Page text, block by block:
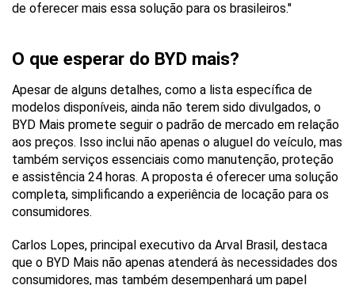
de oferecer mais essa solução para os brasileiros."
O que esperar do BYD mais?
Apesar de alguns detalhes, como a lista específica de
modelos disponíveis, ainda não terem sido divulgados, o
BYD Mais promete seguir o padrão de mercado em relação
aos preços. Isso inclui não apenas o aluguel do veículo, mas
também serviços essenciais como manutenção, proteção
e assistência 24 horas. A proposta é oferecer uma solução
completa, simplificando a experiência de locação para os
consumidores.
Carlos Lopes, principal executivo da Arval Brasil, destaca
que o BYD Mais não apenas atenderá às necessidades dos
consumidores, mas também desempenhará um papel